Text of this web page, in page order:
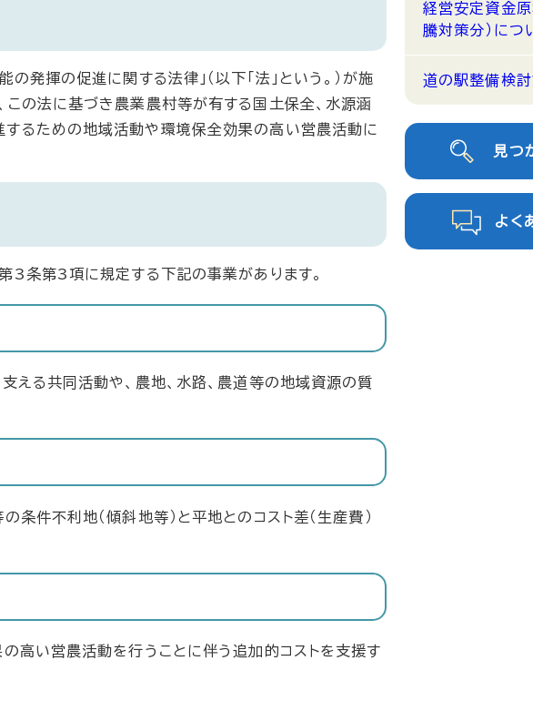
揮の促進に関する法律」（以下「法」という。）が施
この法に基づき農業農村等が有する国土保全、水源涵
るための地域活動や環境保全効果の高い営農活動に
3条第3項に規定する下記の事業があります。
る共同活動や、農地、水路、農道等の地域資源の質
件不利地（傾斜地等）と平地とのコスト差（生産費）
高い営農活動を行うことに伴う追加的コストを支援す
経営安定資金原
騰対策分）につ
道の駅整備検
見つ
よく